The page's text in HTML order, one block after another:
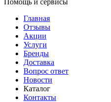
Главная
Отзывы
Акции
Услуги
Бренды
Доставка
Вопрос ответ
Новости
Каталог
Контакты